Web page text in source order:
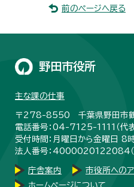
前のページへ戻る
野田市役所
主な課の仕事
〒278-8550 千葉県野田市
電話番号：04-7125-1111（代表
受付時間：月曜日から金曜日 8
法人番号：4000020122084（
庁舎案内 市役所へのア